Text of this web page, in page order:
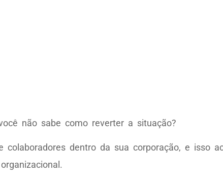
não sabe como reverter a situação?
dentro da sua corporação, e isso